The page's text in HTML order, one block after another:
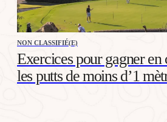
NON CLASSIFIÉ(E)
Exercices pour gagner en
les putts de moins d’1